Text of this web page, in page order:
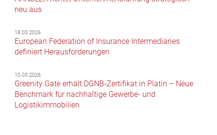
neu aus
18.03.2026
European Federation of Insurance Intermediaries
definiert Herausforderungen
10.03.2026
Greenity Gate erhält DGNB‑Zertifikat in Platin – Neue
Benchmark für nachhaltige Gewerbe- und
Logistikimmobilien